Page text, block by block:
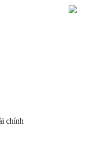
chính